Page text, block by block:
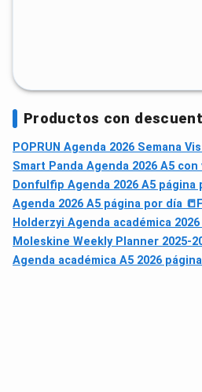
Productos con
POPRUN Agenda 2026 Semana
Smart Panda Agenda 2026 A5 con
Donfulfip Agenda 2026 A5 página
Agenda 2026 A5 página por día 📒
Holderzyi Agenda académica
Moleskine Weekly Planner 2025-
Agenda académica A5 2026